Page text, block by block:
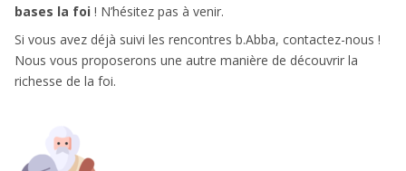
bases la foi ! N’hésitez pas à venir.
Si vous avez déjà suivi les rencontres b.Abba, contactez-nous !
Nous vous proposerons une autre manière de découvrir la
richesse de la foi.